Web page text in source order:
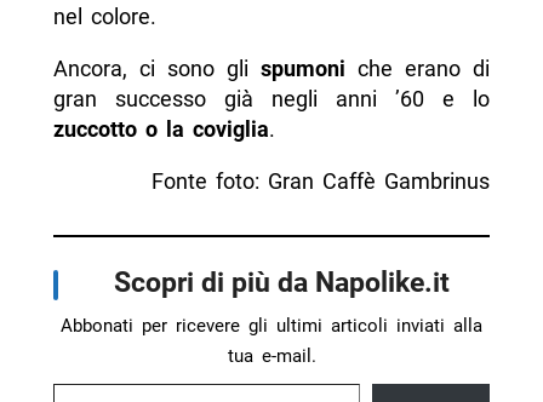
nel colore.
Ancora, ci sono glispumoni che erano di
gran successo già negli anni ’60 e lo
zuccotto o la coviglia.
Fonte foto: Gran Caffè Gambrinus
Scopri di più da Napolike.it
Abbonati per ricevere gli ultimi articoli inviati alla
tua e-mail.
Digita la tua e-mail...